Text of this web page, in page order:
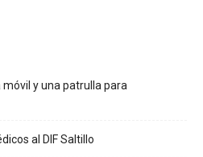
móvil y una patrulla para
al DIF Saltillo